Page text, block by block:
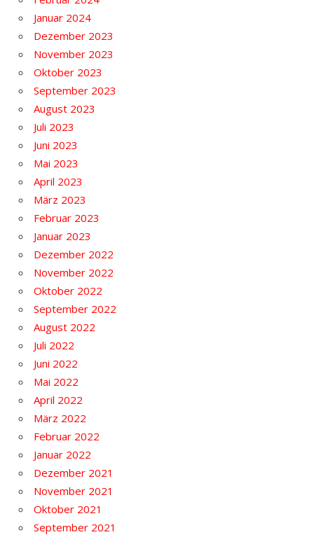
Januar 2024
Dezember 2023
November 2023
Oktober 2023
September 2023
August 2023
Juli 2023
Juni 2023
Mai 2023
April 2023
März 2023
Februar 2023
Januar 2023
Dezember 2022
November 2022
Oktober 2022
September 2022
August 2022
Juli 2022
Juni 2022
Mai 2022
April 2022
März 2022
Februar 2022
Januar 2022
Dezember 2021
November 2021
Oktober 2021
September 2021